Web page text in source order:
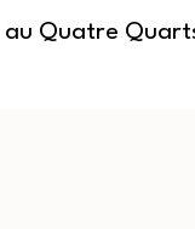
Quatre